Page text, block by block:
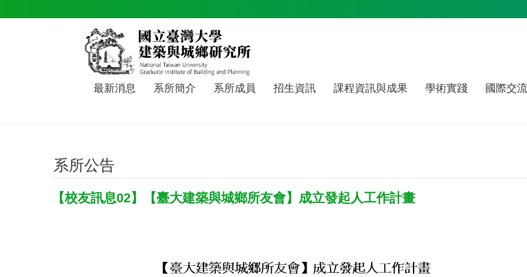
最新消息 系所簡介 系所成員 招生資訊 課程資訊與成果 學術實踐 國際交流
系所公告
【校友訊息02】【臺大建築與城鄉所友會】成立發起人工作計畫